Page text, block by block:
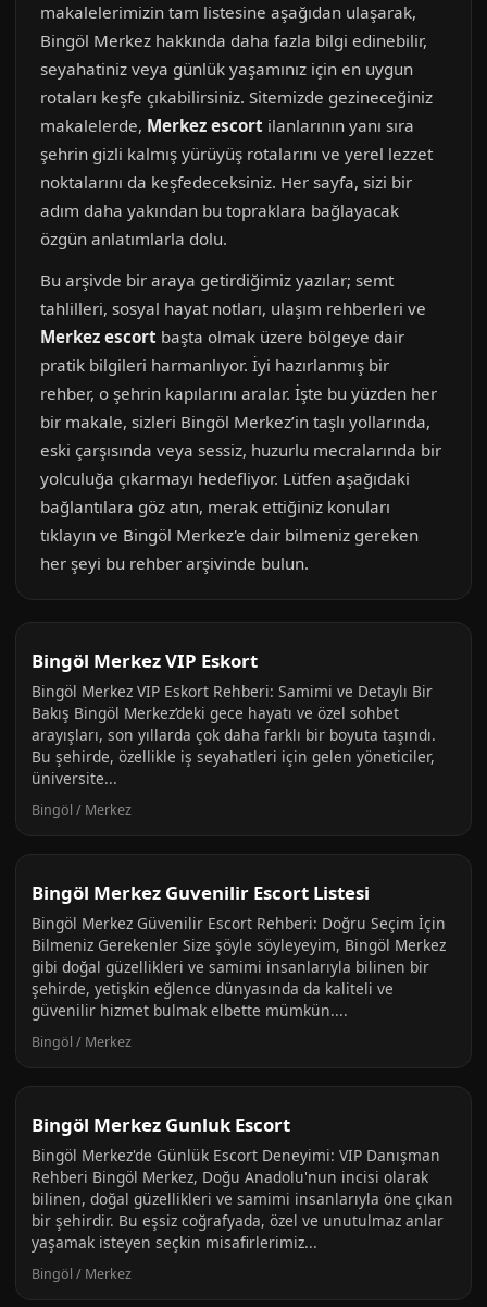
makalelerimizin tam listesine aşağıdan ulaşarak,
Bingöl Merkez hakkında daha fazla bilgi edinebilir,
seyahatiniz veya günlük yaşamınız için en uygun
rotaları keşfe çıkabilirsiniz. Sitemizde gezineceğiniz
makalelerde, Merkez escort ilanlarının yanı sıra
şehrin gizli kalmış yürüyüş rotalarını ve yerel lezzet
noktalarını da keşfedeceksiniz. Her sayfa, sizi bir
adım daha yakından bu topraklara bağlayacak
özgün anlatımlarla dolu.
Bu arşivde bir araya getirdiğimiz yazılar; semt
tahlilleri, sosyal hayat notları, ulaşım rehberleri ve
Merkez escort başta olmak üzere bölgeye dair
pratik bilgileri harmanlıyor. İyi hazırlanmış bir
rehber, o şehrin kapılarını aralar. İşte bu yüzden her
bir makale, sizleri Bingöl Merkez’in taşlı yollarında,
eski çarşısında veya sessiz, huzurlu mecralarında bir
yolculuğa çıkarmayı hedefliyor. Lütfen aşağıdaki
bağlantılara göz atın, merak ettiğiniz konuları
tıklayın ve Bingöl Merkez'e dair bilmeniz gereken
her şeyi bu rehber arşivinde bulun.
Bingöl Merkez VIP Eskort
Bingöl Merkez VIP Eskort Rehberi: Samimi ve Detaylı Bir
Bakış Bingöl Merkez’deki gece hayatı ve özel sohbet
arayışları, son yıllarda çok daha farklı bir boyuta taşındı.
Bu şehirde, özellikle iş seyahatleri için gelen yöneticiler,
üniversite...
Bingöl / Merkez
Bingöl Merkez Guvenilir Escort Listesi
Bingöl Merkez Güvenilir Escort Rehberi: Doğru Seçim İçin
Bilmeniz Gerekenler Size şöyle söyleyeyim, Bingöl Merkez
gibi doğal güzellikleri ve samimi insanlarıyla bilinen bir
şehirde, yetişkin eğlence dünyasında da kaliteli ve
güvenilir hizmet bulmak elbette mümkün....
Bingöl / Merkez
Bingöl Merkez Gunluk Escort
Bingöl Merkez'de Günlük Escort Deneyimi: VIP Danışman
Rehberi Bingöl Merkez, Doğu Anadolu'nun incisi olarak
bilinen, doğal güzellikleri ve samimi insanlarıyla öne çıkan
bir şehirdir. Bu eşsiz coğrafyada, özel ve unutulmaz anlar
yaşamak isteyen seçkin misafirlerimiz...
Bingöl / Merkez